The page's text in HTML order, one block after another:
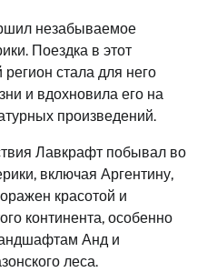
незабываемое
Поездка в этот
стала для него
и вдохновила его на
произведений.
Лавкрафт побывал во
включая Аргентину,
красотой и
континента, особенно
Анд и
леса.